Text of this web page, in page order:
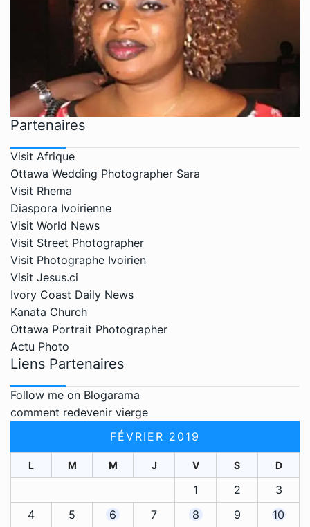
Partenaires
Visit Afrique
Ottawa Wedding Photographer Sara
Visit Rhema
Diaspora Ivoirienne
Visit World News
Visit Street Photographer
Visit Photographe Ivoirien
Visit Jesus.ci
Ivory Coast Daily News
Kanata Church
Ottawa Portrait Photographer
Actu Photo
Liens Partenaires
Follow me on Blogarama
comment redevenir vierge
FÉVRIER 2019
L M M J V S D
1 2
3
4
5 6 7 8 9 10